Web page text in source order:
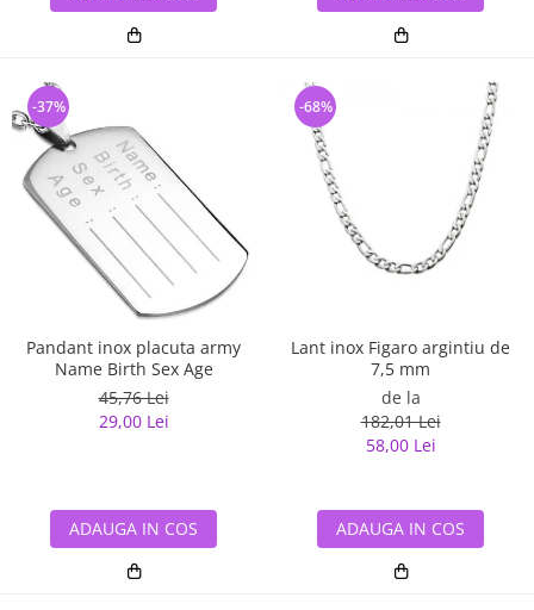
Pandant inox placuta army
Name Birth Sex Age
45,76 Lei
29,00 Lei
-37%
ADAUGA IN COS
Lant inox Figaro argintiu de
7,5 mm
de la
182,01 Lei
58,00 Lei
-68%
ADAUGA IN COS